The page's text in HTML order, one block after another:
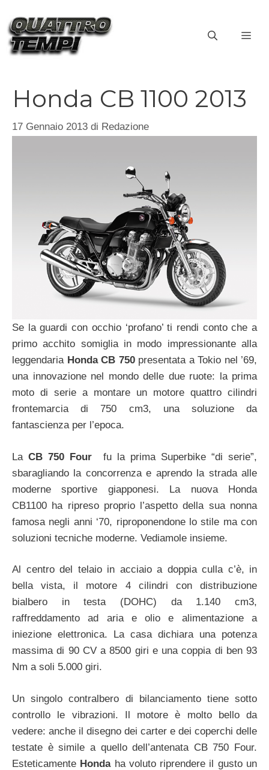
contenuto
Honda CB 1100 2013
17 Gennaio 2013 di Redazione
Se la guardi con occhio ‘profano’ ti rendi conto che a
primo acchito somiglia in modo impressionante alla
leggendaria Honda CB 750presentata a Tokio nel ’69,
una innovazione nel mondo delle due ruote: la prima
moto di serie a montare un motore quattro cilindri
frontemarcia di 750 cm3, una soluzione da
fantascienza per l’epoca.
LaCB 750 Four fu la prima Superbike “di serie”,
sbaragliando la concorrenza e aprendo la strada alle
moderne sportive giapponesi. La nuova Honda
CB1100 ha ripreso proprio l’aspetto della sua nonna
famosa negli anni ‘70, riproponendone lo stile ma con
soluzioni tecniche moderne. Vediamole insieme.
Al centro del telaio in acciaio a doppia culla c’è, in
bella vista, il motore 4 cilindri con distribuzione
bialbero in testa (DOHC) da 1.140 cm3,
raffreddamento ad aria e olio e alimentazione a
iniezione elettronica. La casa dichiara una potenza
massima di 90 CV a 8500 giri e una coppia di ben 93
Nm a soli 5.000 giri.
Un singolo contralbero di bilanciamento tiene sotto
controllo le vibrazioni. Il motore è molto bello da
vedere: anche il disegno dei carter e dei coperchi delle
testate è simile a quello dell’antenata CB 750 Four.
Esteticamente Hondaha voluto riprendere il gusto un